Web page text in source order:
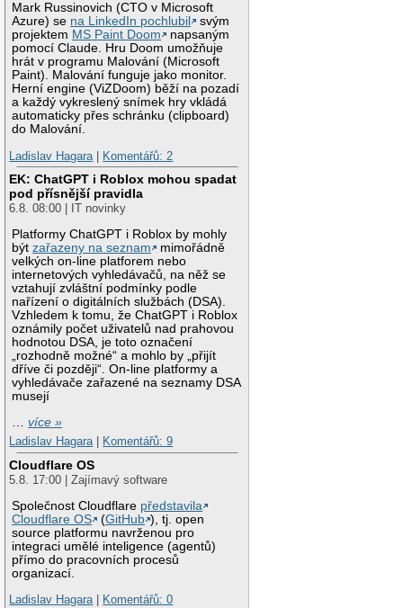
Mark Russinovich (CTO v Microsoft
Azure) se na LinkedIn pochlubil
svým
projektem MS Paint Doom
napsaným
pomocí Claude. Hru Doom umožňuje
hrát v programu Malování (Microsoft
Paint). Malování funguje jako monitor.
Herní engine (ViZDoom) běží na pozadí
a každý vykreslený snímek hry vkládá
automaticky přes schránku (clipboard)
do Malování.
Ladislav Hagara
Komentářů: 2
EK: ChatGPT i Roblox mohou spadat
pod přísnější pravidla
6.8. 08:00 | IT novinky
Platformy ChatGPT i Roblox by mohly
býtzařazeny na seznam
mimořádně
velkých on-line platforem nebo
internetových vyhledávačů, na něž se
vztahují zvláštní podmínky podle
nařízení o digitálních službách (DSA).
Vzhledem k tomu, že ChatGPT i Roblox
oznámily počet uživatelů nad prahovou
hodnotou DSA, je toto označení
„rozhodně možné“ a mohlo by „přijít
dříve či později“. On-line platformy a
vyhledávače zařazené na seznamy DSA
musejí
…více »
Ladislav Hagara| Komentářů: 9
Cloudflare OS
5.8. 17:00 | Zajímavý software
Společnost Cloudflare představila
Cloudflare OS
(GitHub ), tj. open
source platformu navrženou pro
integraci umělé inteligence (agentů)
přímo do pracovních procesů
organizací.
Ladislav Hagara| Komentářů: 0